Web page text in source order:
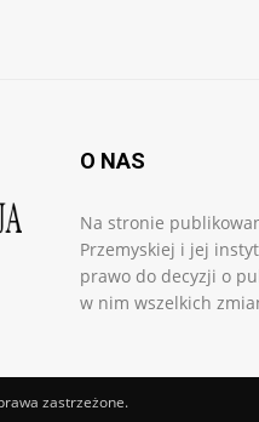
O NAS
Na stronie
Przemyskiej i jej
prawo do decyzji o
w nim wszelkich
zastrzeżone.